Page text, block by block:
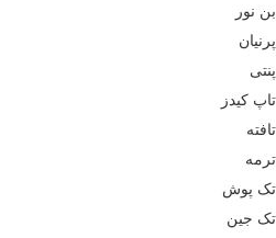
بن نور
پرنیان
پنتی
تاپ کیدز
تافته
ترمه
تک پوش
تک جین